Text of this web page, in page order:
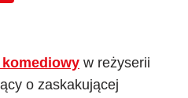
komediowy w reżyserii
o zaskakującej